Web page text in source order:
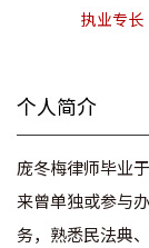
执业专长
个人简介
庞冬梅律师毕业
来曾单独或参与
务，熟悉民法典